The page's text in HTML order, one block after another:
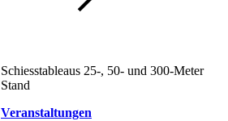
Schiesstableaus 25-, 50- und 300-Meter
Stand
Veranstaltungen